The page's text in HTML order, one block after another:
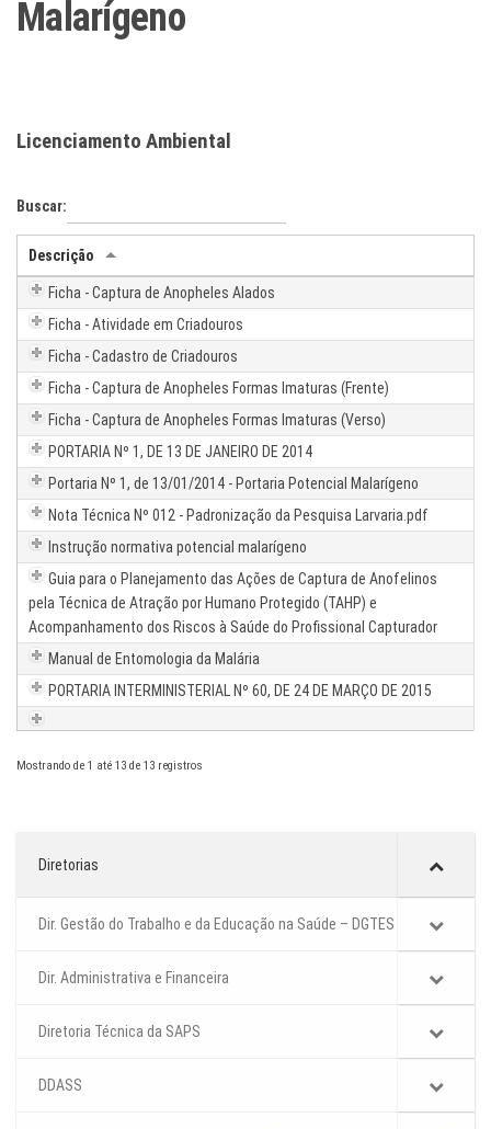
Malarígeno
Licenciamento Ambiental
Buscar:
Descrição
Ficha - Captura de Anopheles Alados
Ficha - Atividade em Criadouros
Ficha - Cadastro de Criadouros
Ficha - Captura de Anopheles Formas Imaturas (Frente)
Ficha - Captura de Anopheles Formas Imaturas (Verso)
PORTARIA Nº 1, DE 13 DE JANEIRO DE 2014
Portaria Nº 1, de 13/01/2014 - Portaria Potencial Malarígeno
Nota Técnica Nº 012 - Padronização da Pesquisa Larvaria.pdf
Instrução normativa potencial malarígeno
Guia para o Planejamento das Ações de Captura de Anofelinos
pela Técnica de Atração por Humano Protegido (TAHP) e
Acompanhamento dos Riscos à Saúde do Profissional Capturador
Manual de Entomologia da Malária
PORTARIA INTERMINISTERIAL Nº 60, DE 24 DE MARÇO DE 2015
Mostrando de 1 até 13 de 13 registros
Diretorias
Dir. Gestão do Trabalho e da Educação na Saúde – DGTES
Dir. Administrativa e Financeira
Diretoria Técnica da SAPS
DDASS